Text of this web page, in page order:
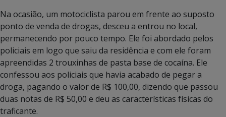
Na ocasião, um motociclista parou em frente ao suposto
ponto de venda de drogas, desceu a entrou no local,
permanecendo por pouco tempo. Ele foi abordado pelos
policiais em logo que saiu da residência e com ele foram
apreendidas 2 trouxinhas de pasta base de cocaína. Ele
confessou aos policiais que havia acabado de pegar a
droga, pagando o valor de R$ 100,00, dizendo que passou
duas notas de R$ 50,00 e deu as características físicas do
traficante.